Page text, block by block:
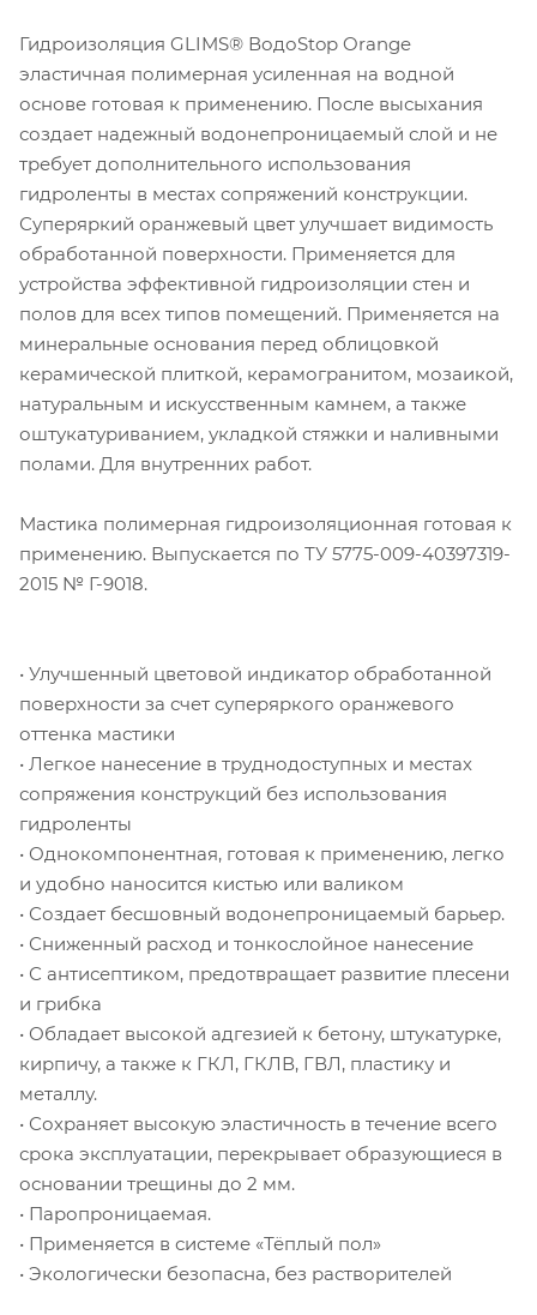
Гидроизоляция GLIMS® ВодоStop Orange
эластичная полимерная усиленная на водной
основе готовая к применению. После высыхания
создает надежный водонепроницаемый слой и не
требует дополнительного использования
гидроленты в местах сопряжений конструкции.
Суперяркий оранжевый цвет улучшает видимость
обработанной поверхности. Применяется для
устройства эффективной гидроизоляции стен и
полов для всех типов помещений. Применяется на
минеральные основания перед облицовкой
керамической плиткой, керамогранитом, мозаикой,
натуральным и искусственным камнем, а также
оштукатуриванием, укладкой стяжки и наливными
полами. Для внутренних работ.
Мастика полимерная гидроизоляционная готовая к
применению. Выпускается по ТУ 5775-009-40397319-
2015 № Г-9018.
• Улучшенный цветовой индикатор обработанной
поверхности за счет суперяркого оранжевого
оттенка мастики
• Легкое нанесение в труднодоступных и местах
сопряжения конструкций без использования
гидроленты
• Однокомпонентная, готовая к применению, легко
и удобно наносится кистью или валиком
• Создает бесшовный водонепроницаемый барьер.
• Сниженный расход и тонкослойное нанесение
• С антисептиком, предотвращает развитие плесени
и грибка
• Обладает высокой адгезией к бетону, штукатурке,
кирпичу, а также к ГКЛ, ГКЛВ, ГВЛ, пластику и
металлу.
• Сохраняет высокую эластичность в течение всего
срока эксплуатации, перекрывает образующиеся в
основании трещины до 2 мм.
• Паропроницаемая.
• Применяется в системе «Тёплый пол»
• Экологически безопасна, без растворителей